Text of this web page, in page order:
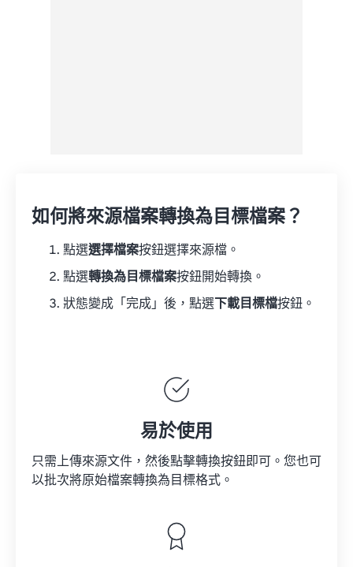
如何將來源檔案轉換為目標檔案？
點選選擇檔案按鈕選擇來源檔。
點選轉換為目標檔案按鈕開始轉換。
狀態變成「完成」後，點選 下載目標檔按鈕。
易於使用
只需上傳來源文件，然後點擊轉換按鈕即可。您也可
以批次將原始檔案轉換為目標格式。